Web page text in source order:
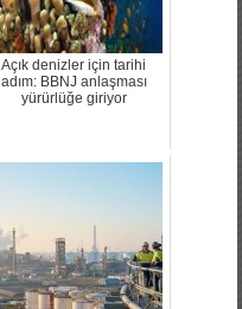
Açık denizler için tarihi
adım: BBNJ anlaşması
yürürlüğe giriyor